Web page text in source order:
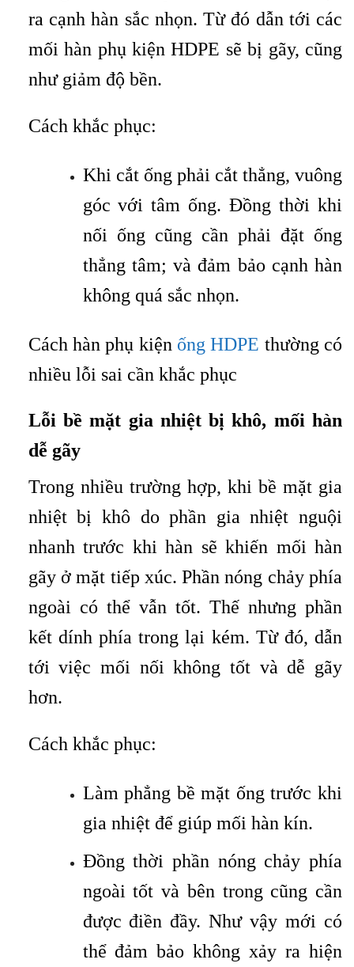
ra cạnh hàn sắc nhọn. Từ đó dẫn tới các
mối hàn phụ kiện HDPE sẽ bị gãy, cũng
như giảm độ bền.
Cách khắc phục:
Khi cắt ống phải cắt thẳng, vuông
góc với tâm ống. Đồng thời khi
nối ống cũng cần phải đặt ống
thẳng tâm; và đảm bảo cạnh hàn
không quá sắc nhọn.
Cách hàn phụ kiện ống HDPE thường có
nhiều lỗi sai cần khắc phục
Lỗi bề mặt gia nhiệt bị khô, mối hàn
dễ gãy
Trong nhiều trường hợp, khi bề mặt gia
nhiệt bị khô do phần gia nhiệt nguội
nhanh trước khi hàn sẽ khiến mối hàn
gãy ở mặt tiếp xúc. Phần nóng chảy phía
ngoài có thể vẫn tốt. Thế nhưng phần
kết dính phía trong lại kém. Từ đó, dẫn
tới việc mối nối không tốt và dễ gãy
hơn.
Cách khắc phục:
Làm phẳng bề mặt ống trước khi
gia nhiệt để giúp mối hàn kín.
Đồng thời phần nóng chảy phía
ngoài tốt và bên trong cũng cần
được điền đầy. Như vậy mới có
thể đảm bảo không xảy ra hiện